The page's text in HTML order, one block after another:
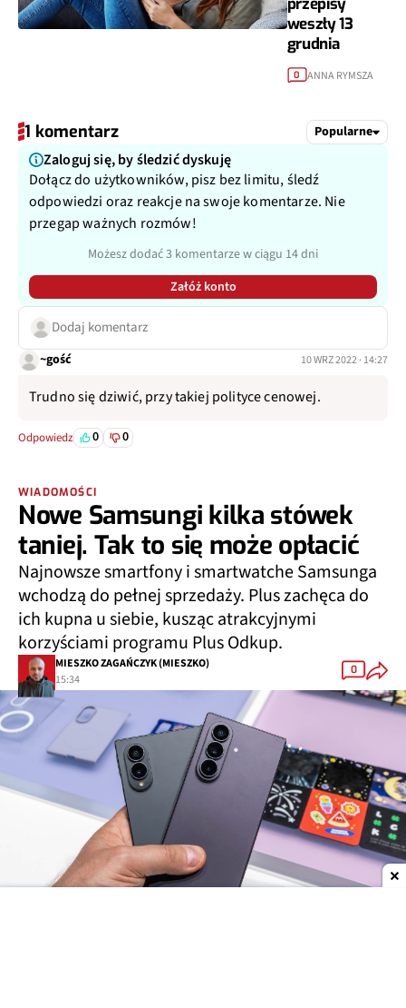
przepisy
weszły 13
grudnia
0 ANNA RYMSZA
1 komentarz Popularne
Zaloguj się, by śledzić dyskuję
Dołącz do użytkowników, pisz bez limitu, śledź
odpowiedzi oraz reakcje na swoje komentarze. Nie
przegap ważnych rozmów!
Możesz dodać 3 komentarze w ciągu 14 dni
Załóż konto
Dodaj komentarz
~gość 10 WRZ 2022 · 14:27
Trudno się dziwić, przy takiej polityce cenowej.
Odpowiedz 0 0
WIADOMOŚCI
Nowe Samsungi kilka stówek
taniej. Tak to się może opłacić
Najnowsze smartfony i smartwatche Samsunga
wchodzą do pełnej sprzedaży. Plus zachęca do
ich kupna u siebie, kusząc atrakcyjnymi
korzyściami programu Plus Odkup.
MIESZKO ZAGAŃCZYK (MIESZKO)
15:34
0